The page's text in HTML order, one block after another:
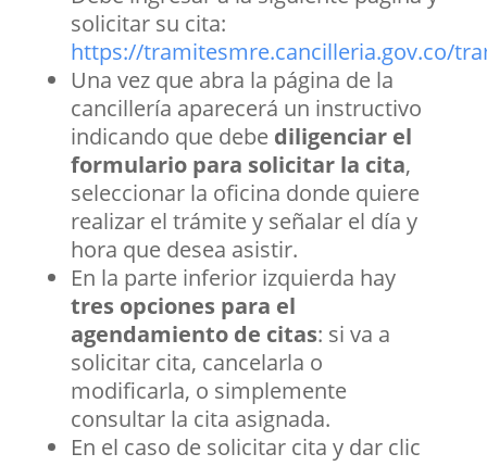
solicitar su cita:
https://tramitesmre.cancilleria.gov.co/
Una vez que abra la página de la
cancillería aparecerá un instructivo
indicando que debe diligenciar el
formulario para solicitar la cita,
seleccionar la oficina donde quiere
realizar el trámite y señalar el día y
hora que desea asistir.
En la parte inferior izquierda hay
tres opciones para el
agendamiento de citas: si va a
solicitar cita, cancelarla o
modificarla, o simplemente
consultar la cita asignada.
En el caso de solicitar cita y dar clic